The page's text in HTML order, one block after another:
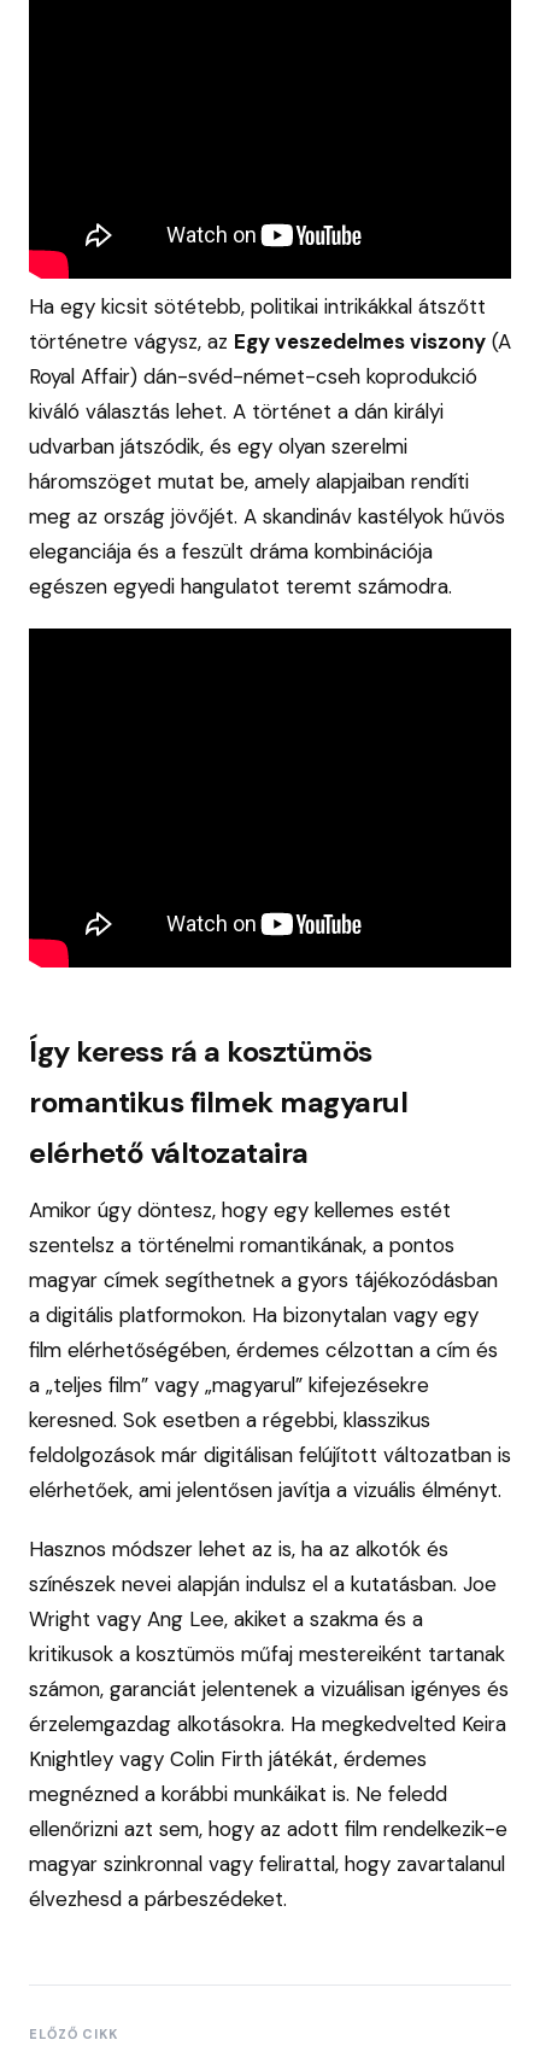
Ha egy kicsit sötétebb, politikai intrikákkal átszőtt
történetre vágysz, az Egy veszedelmes viszony (A
Royal Affair) dán-svéd-német-cseh koprodukció
kiváló választás lehet. A történet a dán királyi
udvarban játszódik, és egy olyan szerelmi
háromszöget mutat be, amely alapjaiban rendíti
meg az ország jövőjét. A skandináv kastélyok hűvös
eleganciája és a feszült dráma kombinációja
egészen egyedi hangulatot teremt számodra.
Így keress rá a kosztümös
romantikus filmek magyarul
elérhető változataira
Amikor úgy döntesz, hogy egy kellemes estét
szentelsz a történelmi romantikának, a pontos
magyar címek segíthetnek a gyors tájékozódásban
a digitális platformokon. Ha bizonytalan vagy egy
film elérhetőségében, érdemes célzottan a cím és
a „teljes film” vagy „magyarul” kifejezésekre
keresned. Sok esetben a régebbi, klasszikus
feldolgozások már digitálisan felújított változatban is
elérhetőek, ami jelentősen javítja a vizuális élményt.
Hasznos módszer lehet az is, ha az alkotók és
színészek nevei alapján indulsz el a kutatásban. Joe
Wright vagy Ang Lee, akiket a szakma és a
kritikusok a kosztümös műfaj mestereiként tartanak
számon, garanciát jelentenek a vizuálisan igényes és
érzelemgazdag alkotásokra. Ha megkedvelted Keira
Knightley vagy Colin Firth játékát, érdemes
megnézned a korábbi munkáikat is. Ne feledd
ellenőrizni azt sem, hogy az adott film rendelkezik-e
magyar szinkronnal vagy felirattal, hogy zavartalanul
élvezhesd a párbeszédeket.
ELŐZŐ CIKK